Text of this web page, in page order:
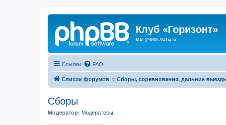
Клуб «Горизонт»
мы учим летать
Ссылки FAQ
Список форумов Сборы, соревнования, дальние
Сборы
Модератор: Модераторы